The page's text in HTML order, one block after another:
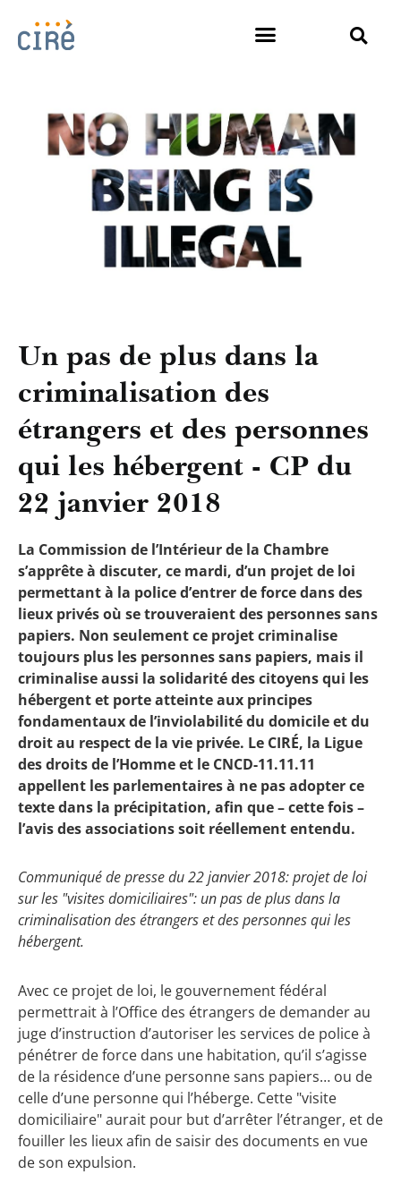
Un pas de plus dans la
criminalisation des
étrangers et des personnes
qui les hébergent - CP du
22 janvier 2018
La Commission de l’Intérieur de la Chambre
s’apprête à discuter, ce mardi, d’un projet de loi
permettant à la police d’entrer de force dans des
lieux privés où se trouveraient des personnes sans
papiers. Non seulement ce projet criminalise
toujours plus les personnes sans papiers, mais il
criminalise aussi la solidarité des citoyens qui les
hébergent et porte atteinte aux principes
fondamentaux de l’inviolabilité du domicile et du
droit au respect de la vie privée. Le CIRÉ, la Ligue
des droits de l’Homme et le CNCD-11.11.11
appellent les parlementaires à ne pas adopter ce
texte dans la précipitation, afin que – cette fois –
l’avis des associations soit réellement entendu.
Communiqué de presse du 22 janvier 2018: projet de loi
sur les "visites domiciliaires": un pas de plus dans la
criminalisation des étrangers et des personnes qui les
hébergent.
Avec ce projet de loi, le gouvernement fédéral
permettrait à l’Office des étrangers de demander au
juge d’instruction d’autoriser les services de police à
pénétrer de force dans une habitation, qu’il s’agisse
de la résidence d’une personne sans papiers… ou de
celle d’une personne qui l’héberge. Cette "visite
domiciliaire" aurait pour but d’arrêter l’étranger, et de
fouiller les lieux afin de saisir des documents en vue
de son expulsion.